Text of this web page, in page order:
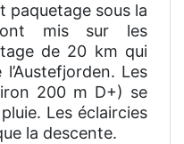
paquetage sous la
mis sur les
de 20 km qui
Les
200 m D+) se
Les éclaircies
la descente.